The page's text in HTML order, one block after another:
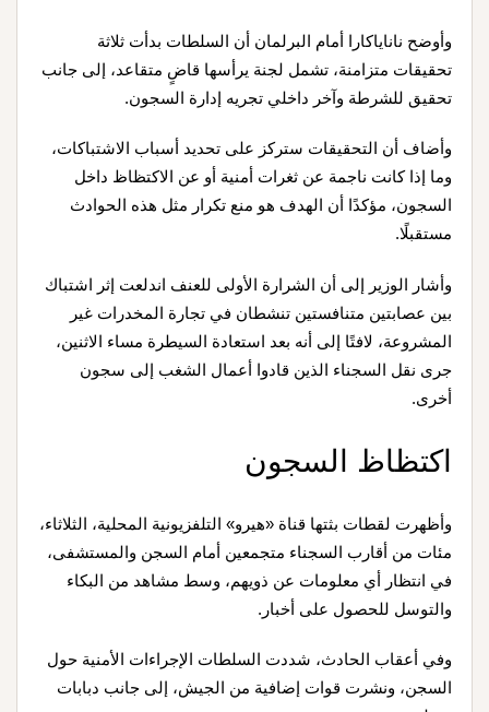
وأوضح ناناياكارا أمام البرلمان أن السلطات بدأت ثلاثة
تحقيقات متزامنة، تشمل لجنة يرأسها قاضٍ متقاعد، إلى جانب
تحقيق للشرطة وآخر داخلي تجريه إدارة السجون.
وأضاف أن التحقيقات ستركز على تحديد أسباب الاشتباكات،
وما إذا كانت ناجمة عن ثغرات أمنية أو عن الاكتظاظ داخل
السجون، مؤكدًا أن الهدف هو منع تكرار مثل هذه الحوادث
مستقبلًا.
وأشار الوزير إلى أن الشرارة الأولى للعنف اندلعت إثر اشتباك
بين عصابتين متنافستين تنشطان في تجارة المخدرات غير
المشروعة، لافتًا إلى أنه بعد استعادة السيطرة مساء الاثنين،
جرى نقل السجناء الذين قادوا أعمال الشغب إلى سجون
أخرى.
اكتظاظ السجون
وأظهرت لقطات بثتها قناة «هيرو» التلفزيونية المحلية، الثلاثاء،
مئات من أقارب السجناء متجمعين أمام السجن والمستشفى،
في انتظار أي معلومات عن ذويهم، وسط مشاهد من البكاء
والتوسل للحصول على أخبار.
وفي أعقاب الحادث، شددت السلطات الإجراءات الأمنية حول
السجن، ونشرت قوات إضافية من الجيش، إلى جانب دبابات